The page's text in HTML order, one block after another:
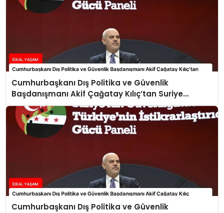
Cumhurbaşkanı Dış Politika ve Güvenlik
Başdanışmanı Akif Çağatay Kılıç’tan Suriye
Panelinde Önemli Açıklamalar
Cumhurbaşkanı Dış Politika ve Güvenlik